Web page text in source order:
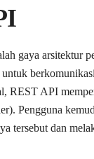
gaya arsitektur
REST API
Pengguna
tersebut dan